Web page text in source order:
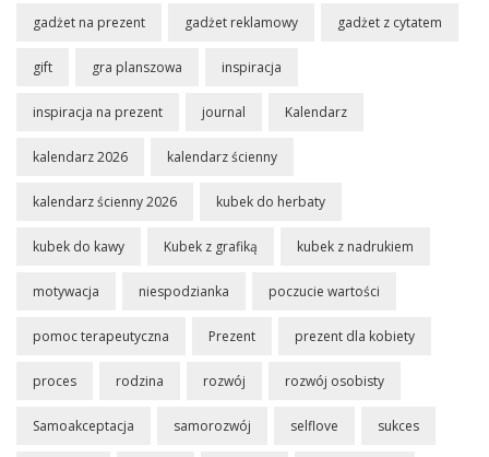
gadżet na prezent gadżet reklamowy gadżet z cytatem
gift gra planszowa inspiracja
inspiracja na prezent journal Kalendarz
kalendarz 2026 kalendarz ścienny
kalendarz ścienny 2026 kubek do herbaty
kubek do kawy Kubek z grafiką kubek z nadrukiem
motywacja niespodzianka poczucie wartości
pomoc terapeutyczna Prezent prezent dla kobiety
proces rodzina rozwój rozwój osobisty
Samoakceptacja samorozwój selflove sukces